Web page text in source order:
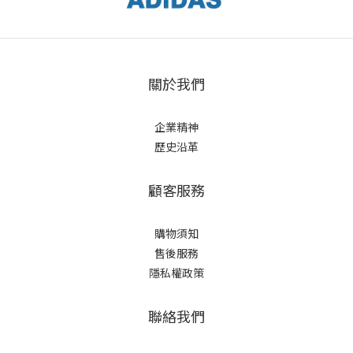
關於我們
企業精神
歷史沿革
顧客服務
購物須知
售後服務
隱私權政策
聯絡我們